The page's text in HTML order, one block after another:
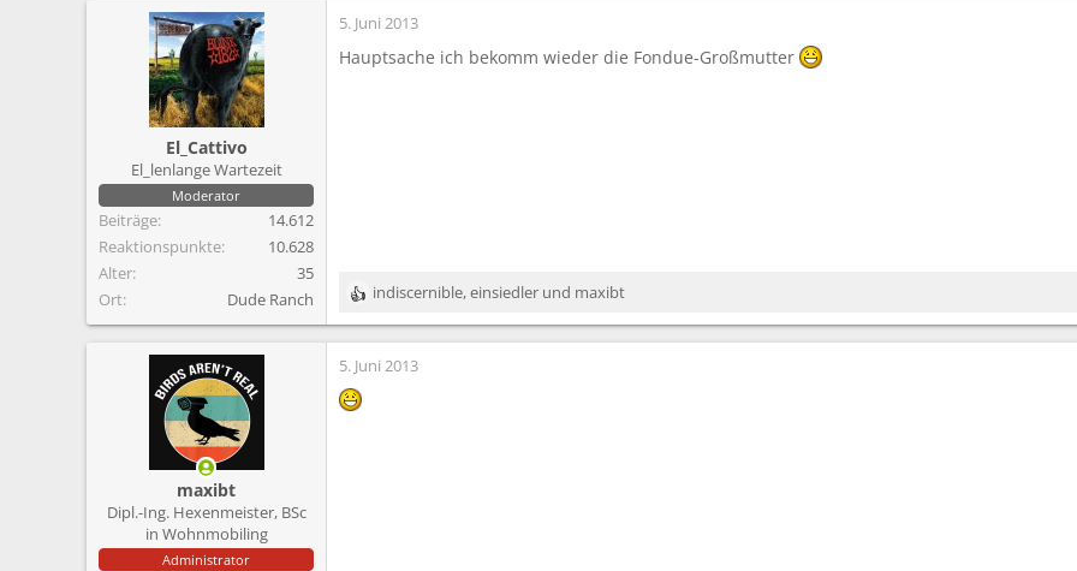
El_Cattivo
El_lenlange Wartezeit
Moderator
Beiträge
14.612
Reaktionspunkte
10.628
Alter
35
Ort
Dude Ranch
5. Juni 2013
Hauptsache ich bekomm wieder die Fondue-Großmutter
R
e
a
k
t
i
indiscernible,einsiedler und maxibt
maxibt
Dipl.-Ing. Hexenmeister, BSc
in Wohnmobiling
Administrator
5. Juni 2013